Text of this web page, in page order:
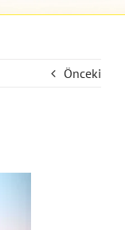
Önceki